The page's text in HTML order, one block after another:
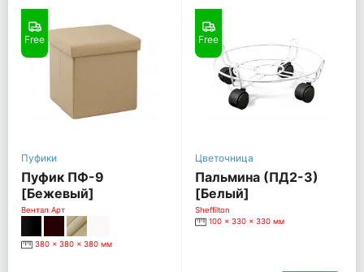
Free
Пуфики
Пуфик ПФ-9
[Бежевый]
Вентал Арт
380 x 380 x 380 мм
Free
Цветочница
Пальмина (ПД2-3)
[Белый]
Sheffilton
100 x 330 x 330 мм